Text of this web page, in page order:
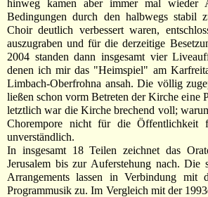
hinweg kamen aber immer mal wieder
Bedingungen durch den halbwegs stabil
Choir deutlich verbessert waren,
auszugraben und für die derzeitige
2004 standen dann insgesamt vier
denen ich mir das "Heimspiel" am
Limbach-Oberfrohna ansah. Die völlig
ließen schon vorm Betreten der Kirche eine
letztlich war die Kirche brechend voll;
Chorempore nicht für die Öffentlichkeit
unverständlich.
In insgesamt 18 Teilen zeichnet das
Jerusalem bis zur Auferstehung nach. Die
Arrangements lassen in Verbindung mit
Programmusik zu. Im Vergleich mit der